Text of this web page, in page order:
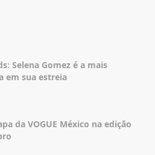
Selena Gomez é a mais
em sua estreia
da VOGUE México na edição